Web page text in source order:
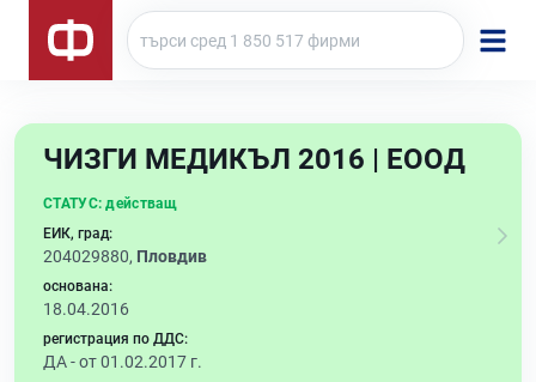
ЧИЗГИ МЕДИКЪЛ 2016 | ЕООД
СТАТУС: действащ
ЕИК, град:
204029880, Пловдив
основана:
18.04.2016
регистрация по ДДС:
ДА - от 01.02.2017 г.